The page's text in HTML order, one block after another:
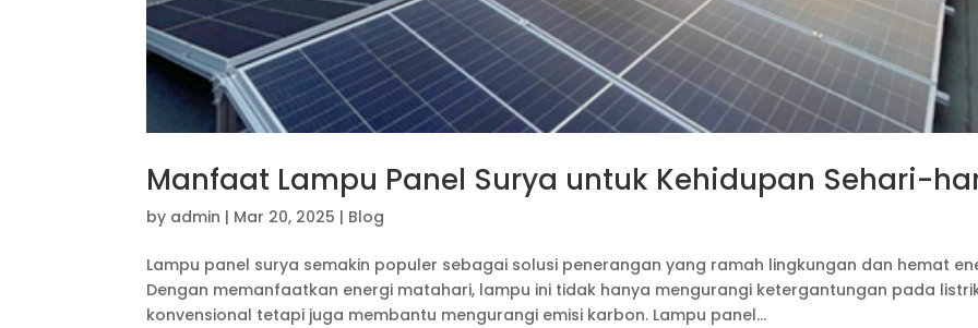
Manfaat Lampu Panel Surya untuk Kehidupan Sehari-
by admin | Mar 20, 2025 | Blog
Lampu panel surya semakin populer sebagai solusi penerangan yang ramah lingkungan dan hemat
Dengan memanfaatkan energi matahari, lampu ini tidak hanya mengurangi ketergantungan pada
konvensional tetapi juga membantu mengurangi emisi karbon. Lampu panel...